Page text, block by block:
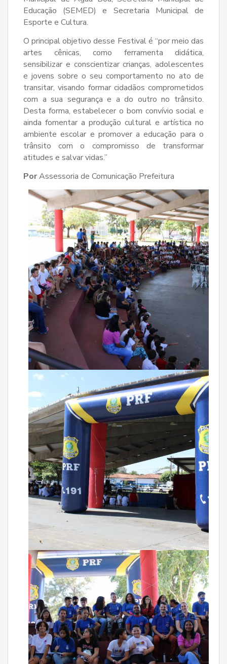
Educação (SEMED) e Secretaria Municipal de
Esporte e Cultura.
O principal objetivo desse Festival é “por meio das
artes cênicas, como ferramenta didática,
sensibilizar e conscientizar crianças, adolescentes
e jovens sobre o seu comportamento no ato de
transitar, visando formar cidadãos comprometidos
com a sua segurança e a do outro no trânsito.
Desta forma, estabelecer o bom convívio social e
ainda fomentar a produção cultural e artística no
ambiente escolar e promover a educação para o
trânsito com o compromisso de transformar
atitudes e salvar vidas.”
PorAssessoria de Comunicação Prefeitura